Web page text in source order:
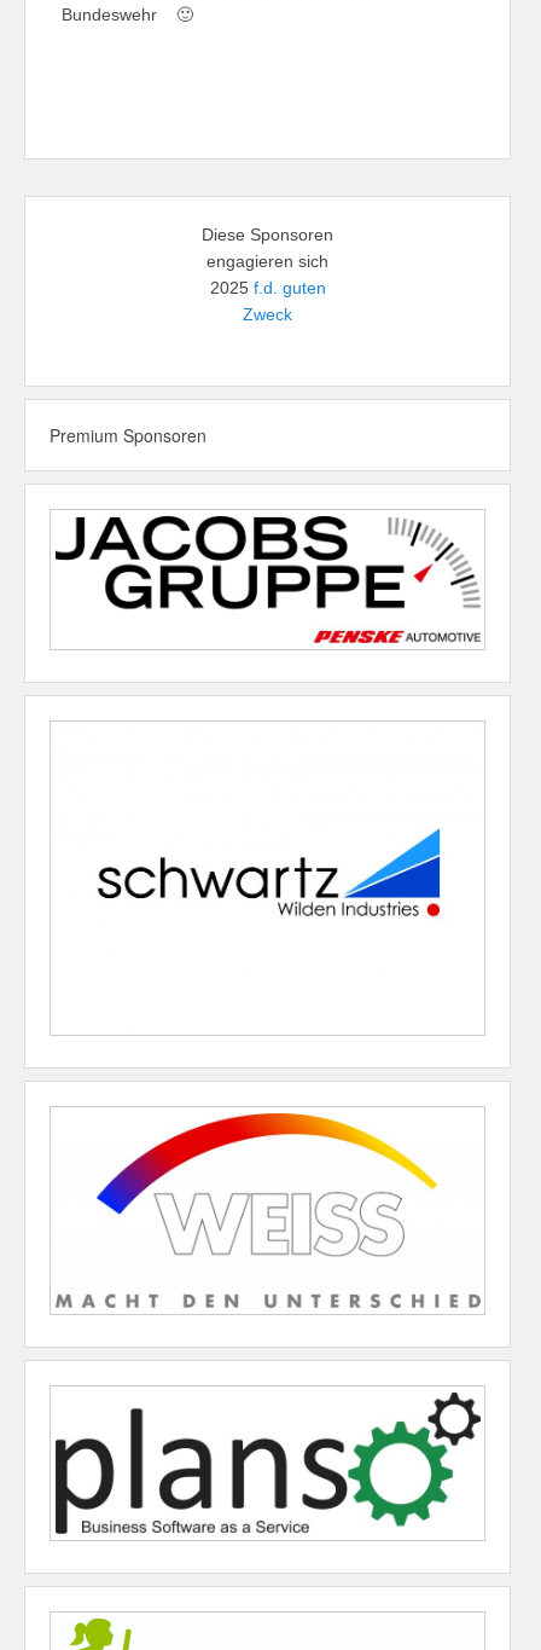
Bundeswehr 🙂
Diese Sponsoren
engagieren sich
2025 f.d. guten
Zweck
Premium Sponsoren